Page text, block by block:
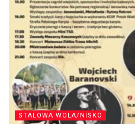
STALOWA WOLA/NISKO